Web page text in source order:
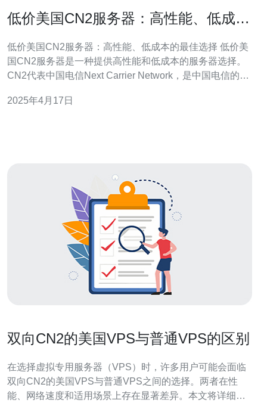
低价美国CN2服务器：高性能、低成本
低价美国CN2服务器：高性能、低成本的最佳选择 低价美
国CN2服务器是一种提供高性能和低成本的服务器选择。
CN2代表中国电信Next Carrier Network，是中国电信的高
服务，可以提供更快的连接速度和更稳定的网络环境。 选
2025年4月17日
双向CN2的美国VPS与普通VPS的区别
在选择虚拟专用服务器（VPS）时，许多用户可能会面临
双向CN2的美国VPS与普通VPS之间的选择。两者在性
能、网络速度和适用场景上存在显著差异。本文将详细探